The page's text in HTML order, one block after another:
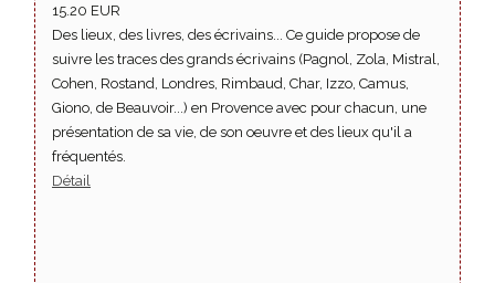
15.20 EUR
Des lieux, des livres, des écrivains... Ce guide propose de
suivre les traces des grands écrivains (Pagnol, Zola, Mistral,
Cohen, Rostand, Londres, Rimbaud, Char, Izzo, Camus,
Giono, de Beauvoir...) en Provence avec pour chacun, une
présentation de sa vie, de son oeuvre et des lieux qu'il a
fréquentés.
Détail